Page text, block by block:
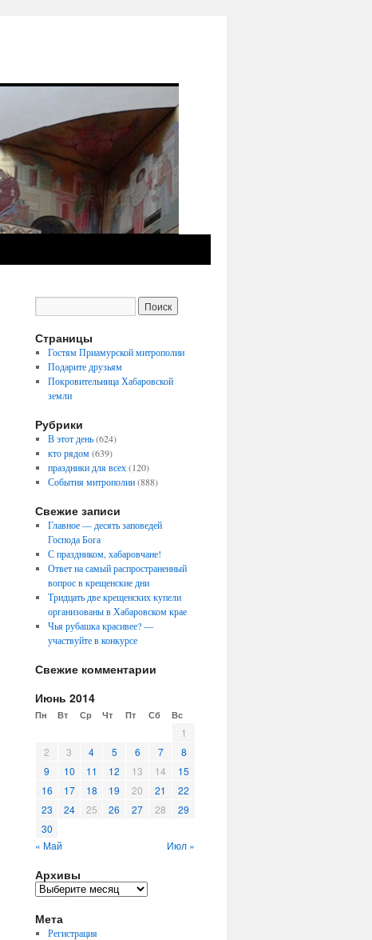
Страницы
Гостям Приамурской митрополии
Подарите друзьям
Покровительница Хабаровской
земли
Рубрики
В этот день(624)
кто рядом(639)
праздники для всех(120)
События митрополии(888)
Свежие записи
Главное — десять заповедей
Господа Бога
С праздником, хабаровчане!
Ответ на самый распространенный
вопрос в крещенские дни
Тридцать две крещенских купели
организованы в Хабаровском крае
Чья рубашка красивее? —
участвуйте в конкурсе
Свежие комментарии
Июнь 2014
Пн Вт Ср Чт Пт Сб Вс
1
2
3 4 5 6 7
8
9
10 11 12 13 14
15
16
17 18 19 20 21
22
23
24 25 26 27 28
29
30
« Май
Июл »
Архивы
Архивы
Мета
Регистрация